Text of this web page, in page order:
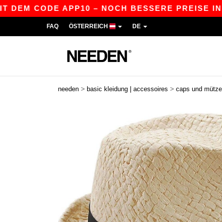
CODE APP10 – NOCH BESSERE PREISE IN DER
FAQ ÖSTERREICH DE
needen > basic kleidung | accessoires > caps und